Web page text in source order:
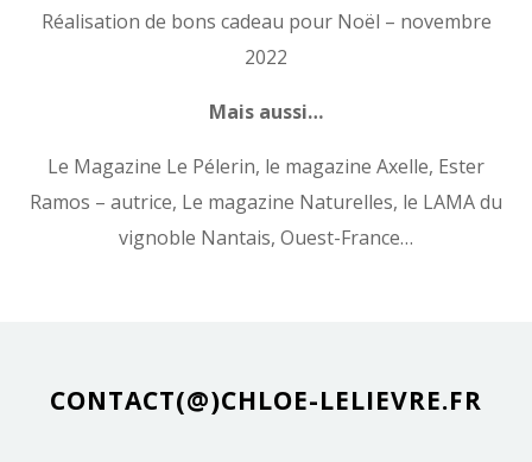
Réalisation de bons cadeau pour Noël – novembre
2022
Mais aussi…
Le Magazine Le Pélerin, le magazine Axelle, Ester
Ramos – autrice, Le magazine Naturelles, le LAMA du
vignoble Nantais, Ouest-France…
CONTACT(@)CHLOE-LELIEVRE.FR